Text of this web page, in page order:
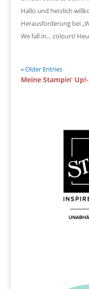
Hallo und herzlich
Herausforderung bei
We fall in… colours!
« Older Entries
Meine Stampin‘